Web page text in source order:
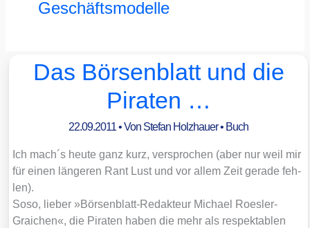
Geschäftsmodelle
Das Börsenblatt und die
Piraten …
22.09.2011• Von Stefan Holzhauer• Buch
Ich mach´s heu­te ganz kurz, ver­spro­chen (aber nur weil mir
für einen län­ge­ren Rant Lust und vor allem Zeit gera­de feh­
len).
Soso, lie­ber »Bör­sen­blatt-Redak­teur Micha­el Roes­ler-
Graichen«, die Pira­ten haben die mehr als respek­ta­blen